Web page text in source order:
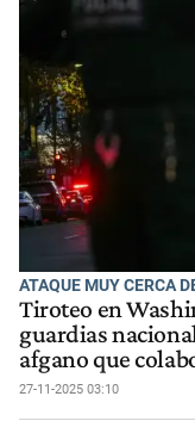
ATAQUE MUY CERCA
Tiroteo en
guardias
afgano que
27-11-2025 03:10